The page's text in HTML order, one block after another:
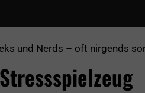
und Nerds – oft nirgends